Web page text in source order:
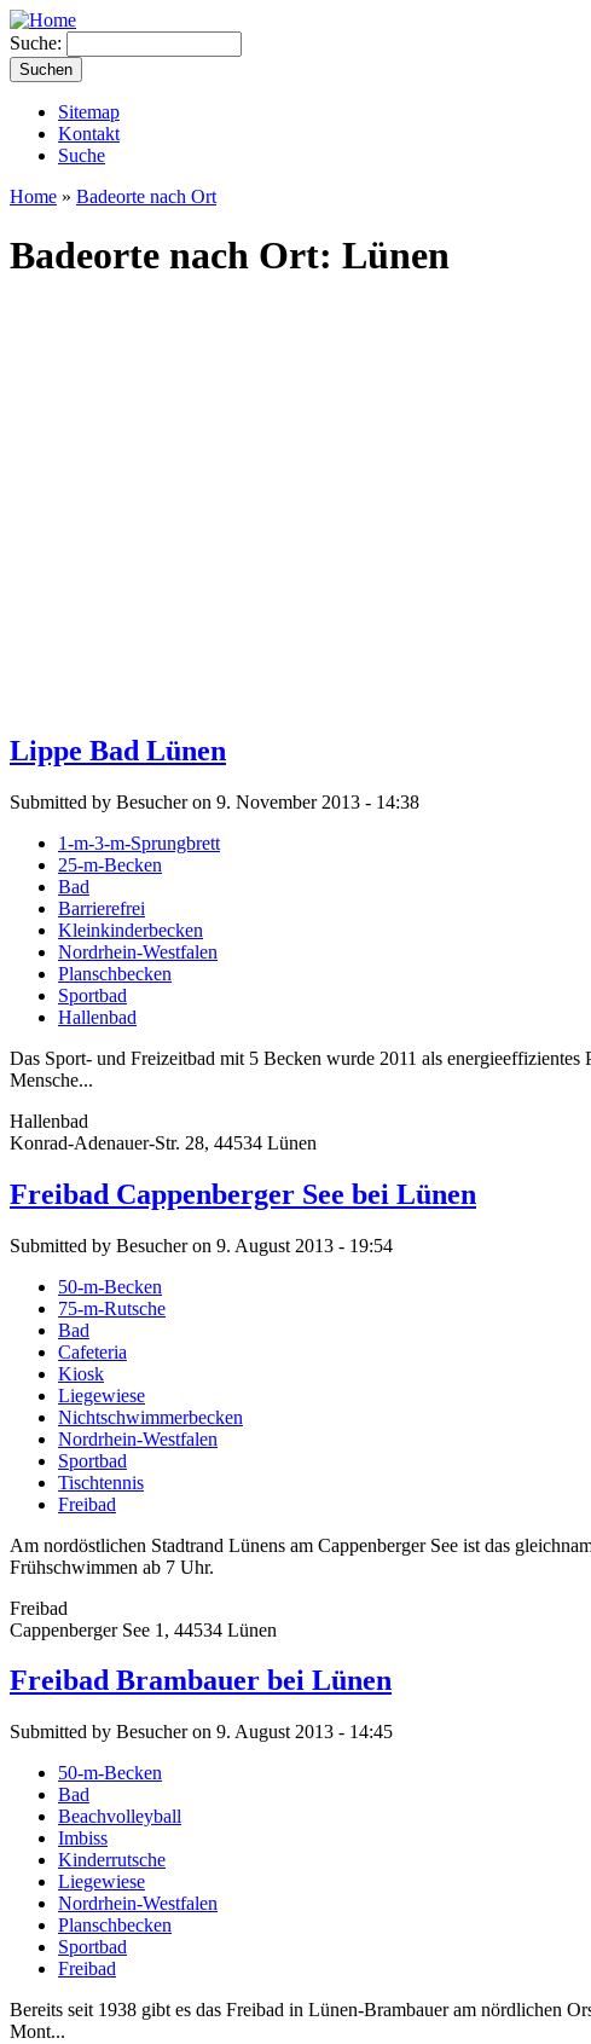
Suche:
Sitemap
Kontakt
Suche
Home » Badeorte nach Ort
Badeorte nach Ort: Lünen
Lippe Bad Lünen
Submitted by Besucher on 9. November 2013 - 14:38
1-m-3-m-Sprungbrett
25-m-Becken
Bad
Barrierefrei
Kleinkinderbecken
Nordrhein-Westfalen
Planschbecken
Sportbad
Hallenbad
Das Sport- und Freizeitbad mit 5 Becken wurde 2011 als
Mensche...
Hallenbad
Konrad-Adenauer-Str. 28, 44534 Lünen
Freibad Cappenberger See bei Lünen
Submitted by Besucher on 9. August 2013 - 19:54
50-m-Becken
75-m-Rutsche
Bad
Cafeteria
Kiosk
Liegewiese
Nichtschwimmerbecken
Nordrhein-Westfalen
Sportbad
Tischtennis
Freibad
Am nordöstlichen Stadtrand Lünens am Cappenberger See ist das
Frühschwimmen ab 7 Uhr.
Freibad
Cappenberger See 1, 44534 Lünen
Freibad Brambauer bei Lünen
Submitted by Besucher on 9. August 2013 - 14:45
50-m-Becken
Bad
Beachvolleyball
Imbiss
Kinderrutsche
Liegewiese
Nordrhein-Westfalen
Planschbecken
Sportbad
Freibad
Bereits seit 1938 gibt es das Freibad in Lünen-Brambauer am nördlichen
Mont...